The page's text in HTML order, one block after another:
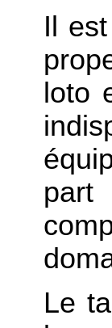
Il
loto
part
Le